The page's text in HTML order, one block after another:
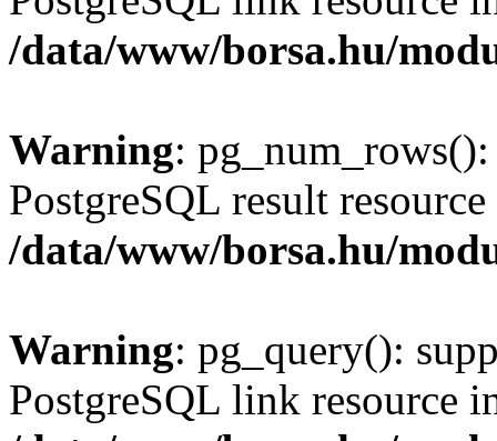
/data/www/borsa.hu/
Warning:
PostgreSQL result
/data/www/borsa.hu/
Warning: pg_query():
PostgreSQL link resource